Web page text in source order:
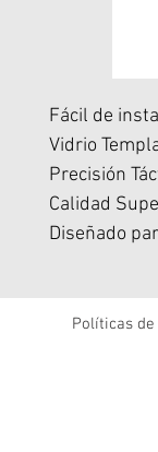
Fácil de
Vidrio
Precisión
Calidad
Diseñado
Políticas